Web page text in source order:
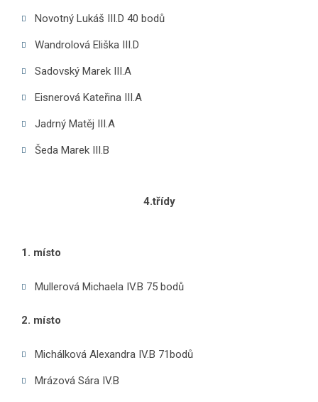
Novotný Lukáš III.D 40 bodů
Wandrolová Eliška III.D
Sadovský Marek III.A
Eisnerová Kateřina III.A
Jadrný Matěj III.A
Šeda Marek III.B
4.třídy
1. místo
Mullerová Michaela IV.B 75 bodů
2. místo
Michálková Alexandra IV.B 71bodů
Mrázová Sára IV.B